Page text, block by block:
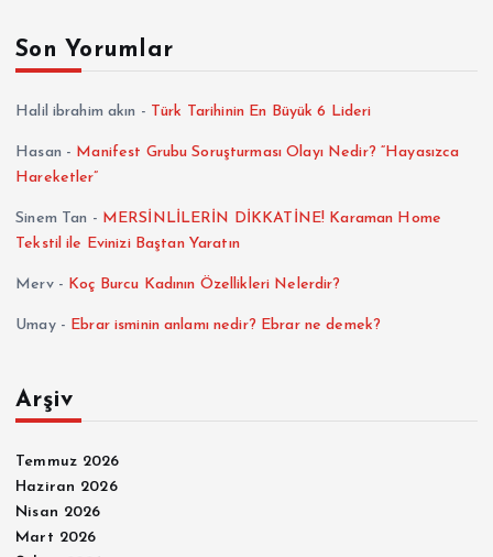
Son Yorumlar
Halil ibrahim akın - Türk Tarihinin En Büyük 6 Lideri
Hasan - Manifest Grubu Soruşturması Olayı Nedir? “Hayasızca
Hareketler”
Sinem Tan - MERSİNLİLERİN DİKKATİNE! Karaman Home
Tekstil ile Evinizi Baştan Yaratın
Merv- Koç Burcu Kadının Özellikleri Nelerdir?
Umay- Ebrar isminin anlamı nedir? Ebrar ne demek?
Arşiv
Temmuz 2026
Haziran 2026
Nisan 2026
Mart 2026